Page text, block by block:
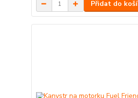
Přidat do